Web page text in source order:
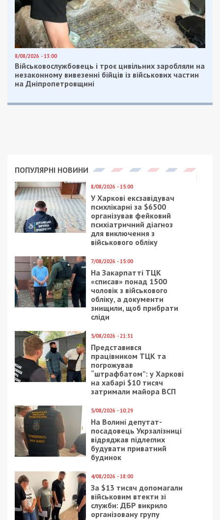
8/08/2026 - 13:00
Військовослужбовець і троє цивільних заробляли на
незаконному вивезенні бійців із військових частин
на Дніпропетровщині
ПОПУЛЯРНІ НОВИНИ
8/08/2026 - 15:00
У Харкові ексзавідувач
психлікарні за $6500
організував фейковий
психіатричний діагноз
для виключення з
військового обліку
7/08/2026 - 15:00
На Закарпатті ТЦК
«списав» понад 1500
чоловік з військового
обліку, а документи
знищили, щоб прибрати
сліди
5/08/2026 - 21:31
Представився
працівником ТЦК та
погрожував
“штрафбатом”: у Харкові
на хабарі $10 тисяч
затримали майора ВСП
5/08/2026 - 10:29
На Волині депутат-
посадовець Укрзалізниці
відряджав підлеглих
будувати приватний
будинок
4/08/2026 - 18:00
За $13 тисяч допомагали
військовим втекти зі
служби: ДБР викрило
організовану групу